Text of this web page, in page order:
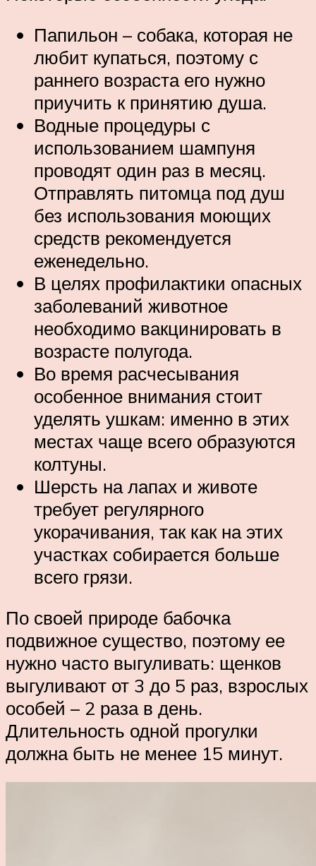
Папильон – собака, которая не
любит купаться, поэтому с
раннего возраста его нужно
приучить к принятию душа.
Водные процедуры с
использованием шампуня
проводят один раз в месяц.
Отправлять питомца под душ
без использования моющих
средств рекомендуется
еженедельно.
В целях профилактики опасных
заболеваний животное
необходимо вакцинировать в
возрасте полугода.
Во время расчесывания
особенное внимания стоит
уделять ушкам: именно в этих
местах чаще всего образуются
колтуны.
Шерсть на лапах и животе
требует регулярного
укорачивания, так как на этих
участках собирается больше
всего грязи.
По своей природе бабочка
подвижное существо, поэтому ее
нужно часто выгуливать: щенков
выгуливают от 3 до 5 раз, взрослых
особей – 2 раза в день.
Длительность одной прогулки
должна быть не менее 15 минут.